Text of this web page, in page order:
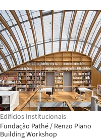
Edifícios Institucionais
Fundação Pathé / Renzo Piano
Building Workshop